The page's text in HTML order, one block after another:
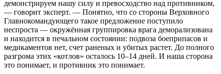
демонстрируем нашу силу и превосходство над противником,
— говорит эксперт. — Понятно, что со стороны Верховного
Главнокомандующего такое предложение поступило
неспроста — окружённая группировка врага деморализована
и находится в печальном состоянии: подвоза боеприпасов и
медикаментов нет, счет раненых и убитых растет. До полного
разгрома этих «котлов» осталось 10–14 дней. И наша сторона
это понимает, и противник это понимает.